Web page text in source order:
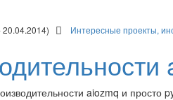
20.04.2014) Интересные проекты,
aiozmq и просто